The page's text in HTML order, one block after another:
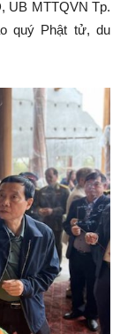
UB MTTQVN Tp.
quý Phật tử, du